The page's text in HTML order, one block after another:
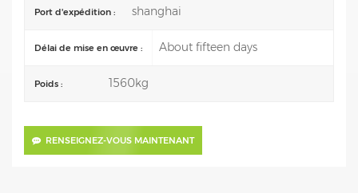
Port d'expédition : shanghai
Délai de mise en œuvre : About fifteen days
Poids : 1560kg
RENSEIGNEZ-VOUS MAINTENANT